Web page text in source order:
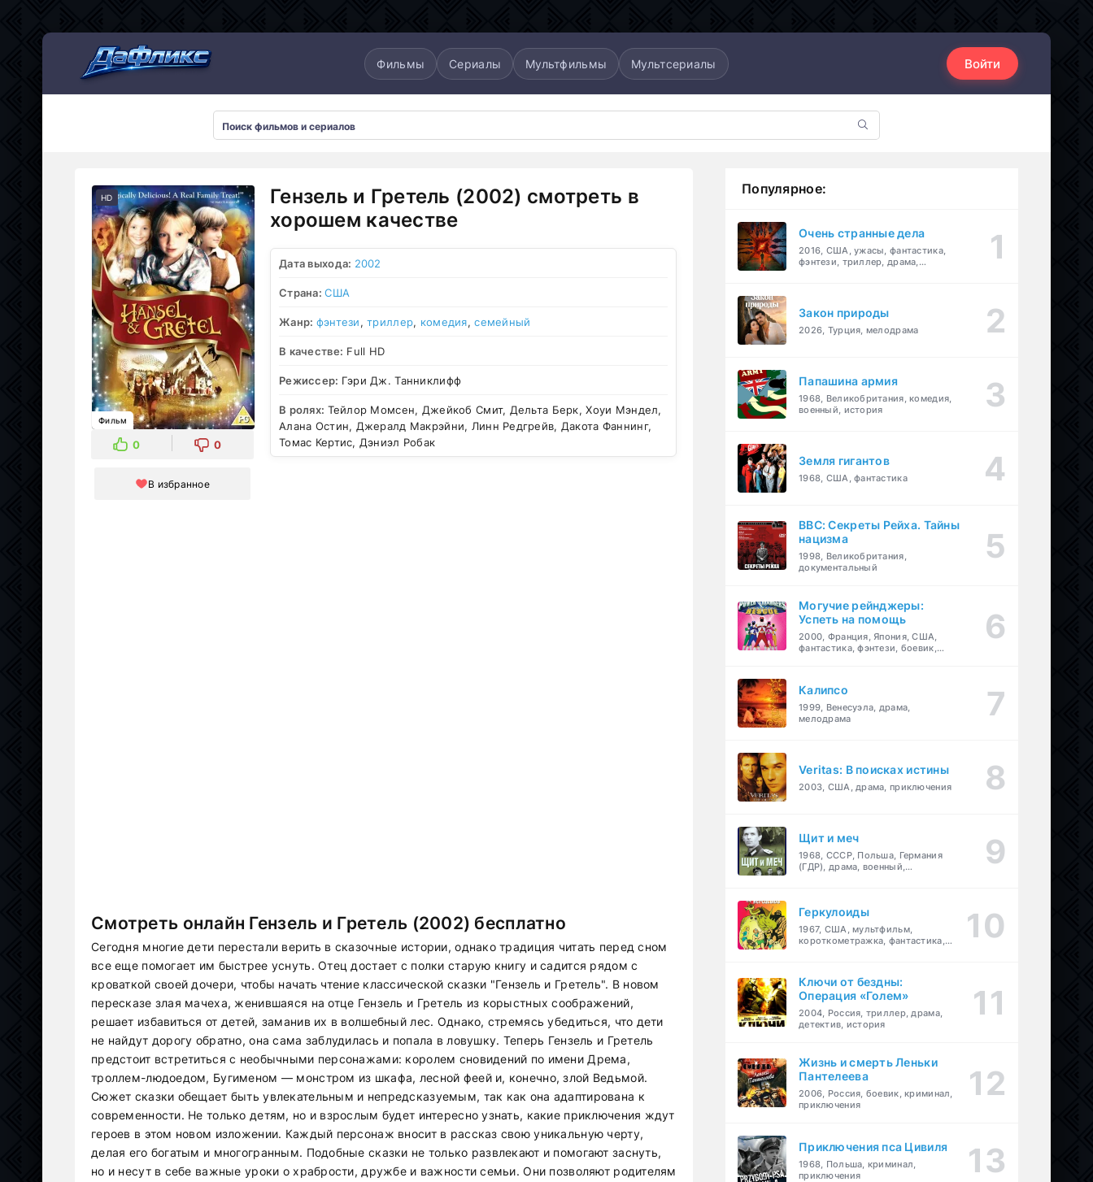
Фильмы Сериалы Мультфильмы Мультсериалы Войти
HD
Фильм
0 0
В избранное
Гензель и Гретель (2002) смотреть в
хорошем качестве
Дата выхода: 2002
Страна:США
Жанр: фэнтези,триллер, комедия,семейный
В качестве: Full HD
Режиссер: Гэри Дж. Танниклифф
В ролях: Тейлор Момсен, Джейкоб Смит, Дельта Берк, Хоуи Мэндел,
Алана Остин, Джералд Макрэйни, Линн Редгрейв, Дакота Фаннинг,
Томас Кертис, Дэниэл Робак
Смотреть онлайн Гензель и Гретель (2002) бесплатно
Сегодня многие дети перестали верить в сказочные истории, однако традиция читать перед сном
все еще помогает им быстрее уснуть. Отец достает с полки старую книгу и садится рядом с
кроваткой своей дочери, чтобы начать чтение классической сказки "Гензель и Гретель". В новом
пересказе злая мачеха, женившаяся на отце Гензель и Гретель из корыстных соображений,
решает избавиться от детей, заманив их в волшебный лес. Однако, стремясь убедиться, что дети
не найдут дорогу обратно, она сама заблудилась и попала в ловушку. Теперь Гензель и Гретель
предстоит встретиться с необычными персонажами: королем сновидений по имени Дрема,
троллем-людоедом, Бугименом — монстром из шкафа, лесной феей и, конечно, злой Ведьмой.
Сюжет сказки обещает быть увлекательным и непредсказуемым, так как она адаптирована к
современности. Не только детям, но и взрослым будет интересно узнать, какие приключения ждут
героев в этом новом изложении. Каждый персонаж вносит в рассказ свою уникальную черту,
делая его богатым и многогранным. Подобные сказки не только развлекают и помогают заснуть,
но и несут в себе важные уроки о храбрости, дружбе и важности семьи. Они позволяют родителям
Популярное:
Очень странные дела
2016, США, ужасы, фантастика,
фэнтези, триллер, драма,
Закон природы
2026, Турция, мелодрама
Папашина армия
1968, Великобритания, комедия,
военный, история
Земля гигантов
1968, США, фантастика
BBC: Секреты Рейха. Тайны
нацизма
1998, Великобритания,
документальный
Могучие рейнджеры:
Успеть на помощь
2000, Франция, Япония, США,
фантастика, фэнтези, боевик,
Калипсо
1999, Венесуэла, драма,
мелодрама
Veritas: В поисках истины
2003, США, драма, приключения
Щит и меч
1968, СССР, Польша, Германия
(ГДР), драма, военный,
Геркулоиды
1967, США, мультфильм,
короткометражка, фантастика,
Ключи от бездны:
Операция «Голем»
2004, Россия, триллер, драма,
детектив, история
Жизнь и смерть Леньки
Пантелеева
2006, Россия, боевик, криминал,
приключения
Приключения пса Цивиля
1968, Польша, криминал,
приключения
Мультсериалы